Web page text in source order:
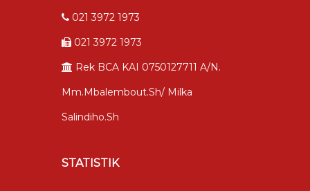
021 3972 1973
021 3972 1973
Rek BCA KAI 0750127711 A/n.
Mm.mbalembout.sh/ Milka
Salindiho.sh
STATISTIK